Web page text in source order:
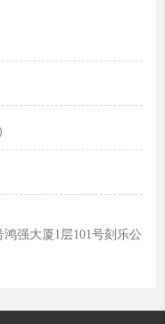
强大厦1层101号刻乐公